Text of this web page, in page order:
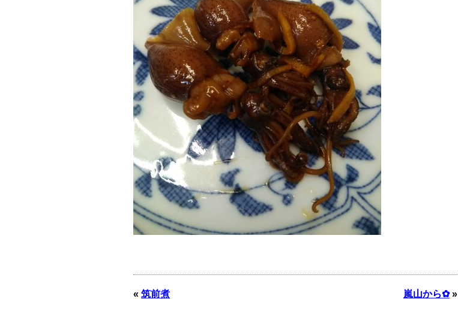
« 筑前煮 嵐山から✿»